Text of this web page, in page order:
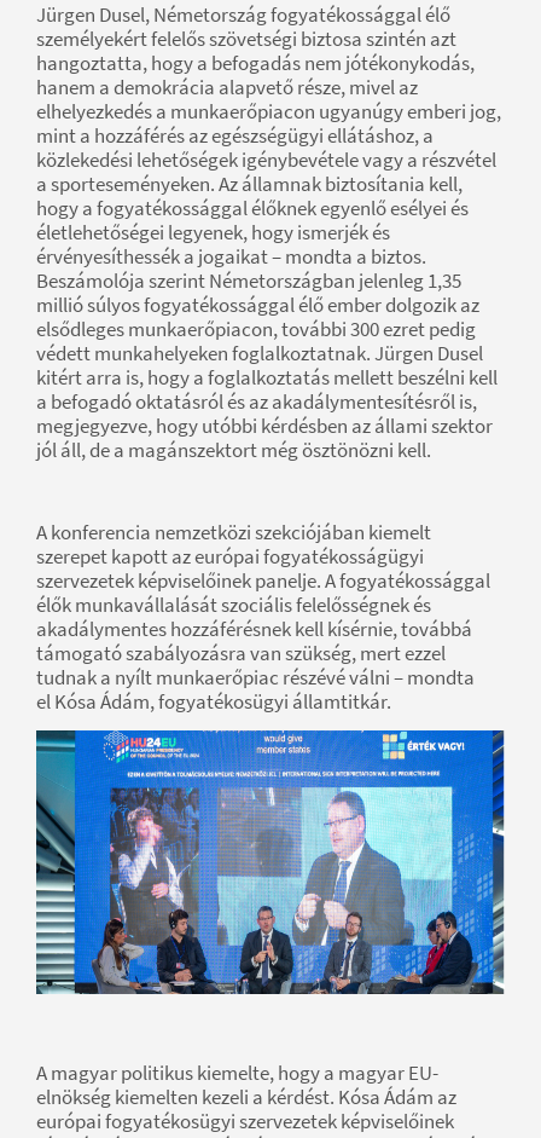
Jürgen Dusel, Németország fogyatékossággal élő
személyekért felelős szövetségi biztosa szintén azt
hangoztatta, hogy a befogadás nem jótékonykodás,
hanem a demokrácia alapvető része, mivel az
elhelyezkedés a munkaerőpiacon ugyanúgy emberi jog,
mint a hozzáférés az egészségügyi ellátáshoz, a
közlekedési lehetőségek igénybevétele vagy a részvétel
a sporteseményeken. Az államnak biztosítania kell,
hogy a fogyatékossággal élőknek egyenlő esélyei és
életlehetőségei legyenek, hogy ismerjék és
érvényesíthessék a jogaikat – mondta a biztos.
Beszámolója szerint Németországban jelenleg 1,35
millió súlyos fogyatékossággal élő ember dolgozik az
elsődleges munkaerőpiacon, további 300 ezret pedig
védett munkahelyeken foglalkoztatnak. Jürgen Dusel
kitért arra is, hogy a foglalkoztatás mellett beszélni kell
a befogadó oktatásról és az akadálymentesítésről is,
megjegyezve, hogy utóbbi kérdésben az állami szektor
jól áll, de a magánszektort még ösztönözni kell.
A konferencia nemzetközi szekciójában kiemelt
szerepet kapott az európai fogyatékosságügyi
szervezetek képviselőinek panelje. A fogyatékossággal
élők munkavállalását szociális felelősségnek és
akadálymentes hozzáférésnek kell kísérnie, továbbá
támogató szabályozásra van szükség, mert ezzel
tudnak a nyílt munkaerőpiac részévé válni – mondta
el Kósa Ádám, fogyatékosügyi államtitkár.
A magyar politikus kiemelte, hogy a magyar EU-
elnökség kiemelten kezeli a kérdést. Kósa Ádám az
európai fogyatékosügyi szervezetek képviselőinek